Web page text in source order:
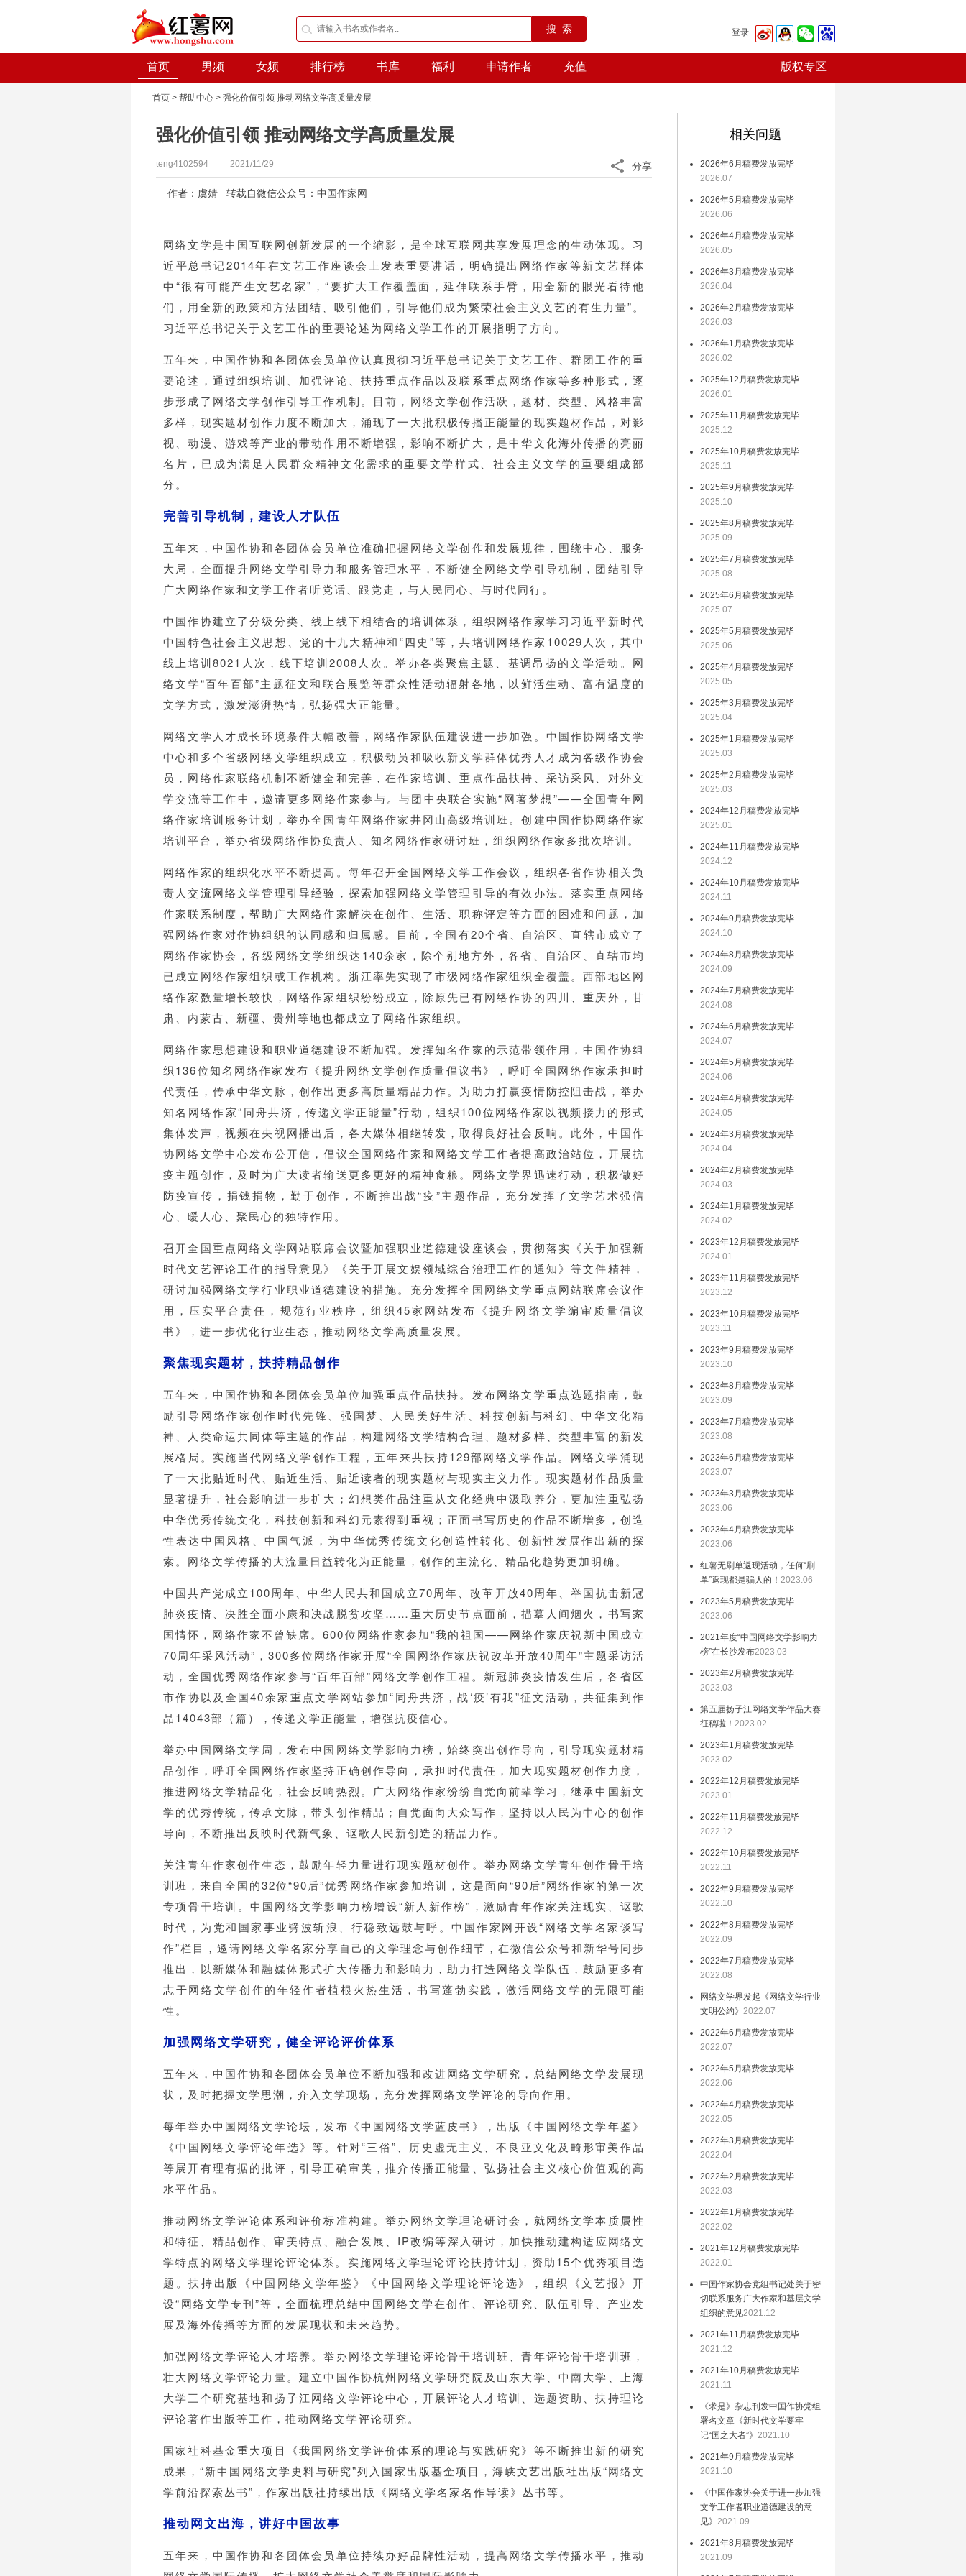
搜 索 登录
首页 男频 女频 排行榜 书库 福利 申请作者 充值 版权专区
首页 > 帮助中心 > 强化价值引领 推动网络文学高质量发展
强化价值引领 推动网络文学高质量发展
teng4102594 2021/11/29 分享
作者：虞婧 转载自微信公众号：中国作家网
网络文学是中国互联网创新发展的一个缩影，是全球互联网共享发展理念的生动体现。习
近平总书记2014年在文艺工作座谈会上发表重要讲话，明确提出网络作家等新文艺群体
中“很有可能产生文艺名家”，“要扩大工作覆盖面，延伸联系手臂，用全新的眼光看待他
们，用全新的政策和方法团结、吸引他们，引导他们成为繁荣社会主义文艺的有生力量”。
习近平总书记关于文艺工作的重要论述为网络文学工作的开展指明了方向。
五年来，中国作协和各团体会员单位认真贯彻习近平总书记关于文艺工作、群团工作的重
要论述，通过组织培训、加强评论、扶持重点作品以及联系重点网络作家等多种形式，逐
步形成了网络文学创作引导工作机制。目前，网络文学创作活跃，题材、类型、风格丰富
多样，现实题材创作力度不断加大，涌现了一大批积极传播正能量的现实题材作品，对影
视、动漫、游戏等产业的带动作用不断增强，影响不断扩大，是中华文化海外传播的亮丽
名片，已成为满足人民群众精神文化需求的重要文学样式、社会主义文学的重要组成部
分。
完善引导机制，建设人才队伍
五年来，中国作协和各团体会员单位准确把握网络文学创作和发展规律，围绕中心、服务
大局，全面提升网络文学引导力和服务管理水平，不断健全网络文学引导机制，团结引导
广大网络作家和文学工作者听党话、跟党走，与人民同心、与时代同行。
中国作协建立了分级分类、线上线下相结合的培训体系，组织网络作家学习习近平新时代
中国特色社会主义思想、党的十九大精神和“四史”等，共培训网络作家10029人次，其中
线上培训8021人次，线下培训2008人次。举办各类聚焦主题、基调昂扬的文学活动。网
络文学“百年百部”主题征文和联合展览等群众性活动辐射各地，以鲜活生动、富有温度的
文学方式，激发澎湃热情，弘扬强大正能量。
网络文学人才成长环境条件大幅改善，网络作家队伍建设进一步加强。中国作协网络文学
中心和多个省级网络文学组织成立，积极动员和吸收新文学群体优秀人才成为各级作协会
员，网络作家联络机制不断健全和完善，在作家培训、重点作品扶持、采访采风、对外文
学交流等工作中，邀请更多网络作家参与。与团中央联合实施“网著梦想”——全国青年网
络作家培训服务计划，举办全国青年网络作家井冈山高级培训班。创建中国作协网络作家
培训平台，举办省级网络作协负责人、知名网络作家研讨班，组织网络作家多批次培训。
网络作家的组织化水平不断提高。每年召开全国网络文学工作会议，组织各省作协相关负
责人交流网络文学管理引导经验，探索加强网络文学管理引导的有效办法。落实重点网络
作家联系制度，帮助广大网络作家解决在创作、生活、职称评定等方面的困难和问题，加
强网络作家对作协组织的认同感和归属感。目前，全国有20个省、自治区、直辖市成立了
网络作家协会，各级网络文学组织达140余家，除个别地方外，各省、自治区、直辖市均
已成立网络作家组织或工作机构。浙江率先实现了市级网络作家组织全覆盖。西部地区网
络作家数量增长较快，网络作家组织纷纷成立，除原先已有网络作协的四川、重庆外，甘
肃、内蒙古、新疆、贵州等地也都成立了网络作家组织。
网络作家思想建设和职业道德建设不断加强。发挥知名作家的示范带领作用，中国作协组
织136位知名网络作家发布《提升网络文学创作质量倡议书》，呼吁全国网络作家承担时
代责任，传承中华文脉，创作出更多高质量精品力作。为助力打赢疫情防控阻击战，举办
知名网络作家“同舟共济，传递文学正能量”行动，组织100位网络作家以视频接力的形式
集体发声，视频在央视网播出后，各大媒体相继转发，取得良好社会反响。此外，中国作
协网络文学中心发布公开信，倡议全国网络作家和网络文学工作者提高政治站位，开展抗
疫主题创作，及时为广大读者输送更多更好的精神食粮。网络文学界迅速行动，积极做好
防疫宣传，捐钱捐物，勤于创作，不断推出战“疫”主题作品，充分发挥了文学艺术强信
心、暖人心、聚民心的独特作用。
召开全国重点网络文学网站联席会议暨加强职业道德建设座谈会，贯彻落实《关于加强新
时代文艺评论工作的指导意见》《关于开展文娱领域综合治理工作的通知》等文件精神，
研讨加强网络文学行业职业道德建设的措施。充分发挥全国网络文学重点网站联席会议作
用，压实平台责任，规范行业秩序，组织45家网站发布《提升网络文学编审质量倡议
书》，进一步优化行业生态，推动网络文学高质量发展。
聚焦现实题材，扶持精品创作
五年来，中国作协和各团体会员单位加强重点作品扶持。发布网络文学重点选题指南，鼓
励引导网络作家创作时代先锋、强国梦、人民美好生活、科技创新与科幻、中华文化精
神、人类命运共同体等主题的作品，构建网络文学结构合理、题材多样、类型丰富的新发
展格局。实施当代网络文学创作工程，五年来共扶持129部网络文学作品。网络文学涌现
了一大批贴近时代、贴近生活、贴近读者的现实题材与现实主义力作。现实题材作品质量
显著提升，社会影响进一步扩大；幻想类作品注重从文化经典中汲取养分，更加注重弘扬
中华优秀传统文化，科技创新和科幻元素得到重视；正面书写历史的作品不断增多，创造
性表达中国风格、中国气派，为中华优秀传统文化创造性转化、创新性发展作出新的探
索。网络文学传播的大流量日益转化为正能量，创作的主流化、精品化趋势更加明确。
中国共产党成立100周年、中华人民共和国成立70周年、改革开放40周年、举国抗击新冠
肺炎疫情、决胜全面小康和决战脱贫攻坚……重大历史节点面前，描摹人间烟火，书写家
国情怀，网络作家不曾缺席。600位网络作家参加“我的祖国——网络作家庆祝新中国成立
70周年采风活动”，300多位网络作家开展“全国网络作家庆祝改革开放40周年”主题采访活
动，全国优秀网络作家参与“百年百部”网络文学创作工程。新冠肺炎疫情发生后，各省区
市作协以及全国40余家重点文学网站参加“同舟共济，战‘疫’有我”征文活动，共征集到作
品14043部（篇），传递文学正能量，增强抗疫信心。
举办中国网络文学周，发布中国网络文学影响力榜，始终突出创作导向，引导现实题材精
品创作，呼吁全国网络作家坚持正确创作导向，承担时代责任，加大现实题材创作力度，
推进网络文学精品化，社会反响热烈。广大网络作家纷纷自觉向前辈学习，继承中国新文
学的优秀传统，传承文脉，带头创作精品；自觉面向大众写作，坚持以人民为中心的创作
导向，不断推出反映时代新气象、讴歌人民新创造的精品力作。
关注青年作家创作生态，鼓励年轻力量进行现实题材创作。举办网络文学青年创作骨干培
训班，来自全国的32位“90后”优秀网络作家参加培训，这是面向“90后”网络作家的第一次
专项骨干培训。中国网络文学影响力榜增设“新人新作榜”，激励青年作家关注现实、讴歌
时代，为党和国家事业劈波斩浪、行稳致远鼓与呼。中国作家网开设“网络文学名家谈写
作”栏目，邀请网络文学名家分享自己的文学理念与创作细节，在微信公众号和新华号同步
推出，以新媒体和融媒体形式扩大传播力和影响力，助力打造网络文学队伍，鼓励更多有
志于网络文学创作的年轻作者植根火热生活，书写蓬勃实践，激活网络文学的无限可能
性。
加强网络文学研究，健全评论评价体系
五年来，中国作协和各团体会员单位不断加强和改进网络文学研究，总结网络文学发展现
状，及时把握文学思潮，介入文学现场，充分发挥网络文学评论的导向作用。
每年举办中国网络文学论坛，发布《中国网络文学蓝皮书》，出版《中国网络文学年鉴》
《中国网络文学评论年选》等。针对“三俗”、历史虚无主义、不良亚文化及畸形审美作品
等展开有理有据的批评，引导正确审美，推介传播正能量、弘扬社会主义核心价值观的高
水平作品。
推动网络文学评论体系和评价标准构建。举办网络文学理论研讨会，就网络文学本质属性
和特征、精品创作、审美特点、融合发展、IP改编等深入研讨，加快推动建构适应网络文
学特点的网络文学理论评论体系。实施网络文学理论评论扶持计划，资助15个优秀项目选
题。扶持出版《中国网络文学年鉴》《中国网络文学理论评论选》，组织《文艺报》开
设“网络文学专刊”等，全面梳理总结中国网络文学在创作、评论研究、队伍引导、产业发
展及海外传播等方面的发展现状和未来趋势。
加强网络文学评论人才培养。举办网络文学理论评论骨干培训班、青年评论骨干培训班，
壮大网络文学评论力量。建立中国作协杭州网络文学研究院及山东大学、中南大学、上海
大学三个研究基地和扬子江网络文学评论中心，开展评论人才培训、选题资助、扶持理论
评论著作出版等工作，推动网络文学评论研究。
国家社科基金重大项目《我国网络文学评价体系的理论与实践研究》等不断推出新的研究
成果，“新中国网络文学史料与研究”列入国家出版基金项目，海峡文艺出版社出版“网络文
学前沿探索丛书”，作家出版社持续出版《网络文学名家名作导读》丛书等。
推动网文出海，讲好中国故事
五年来，中国作协和各团体会员单位持续办好品牌性活动，提高网络文学传播水平，推动
相关问题
2026年6月稿费发放完毕
2026.07
2026年5月稿费发放完毕
2026.06
2026年4月稿费发放完毕
2026.05
2026年3月稿费发放完毕
2026.04
2026年2月稿费发放完毕
2026.03
2026年1月稿费发放完毕
2026.02
2025年12月稿费发放完毕
2026.01
2025年11月稿费发放完毕
2025.12
2025年10月稿费发放完毕
2025.11
2025年9月稿费发放完毕
2025.10
2025年8月稿费发放完毕
2025.09
2025年7月稿费发放完毕
2025.08
2025年6月稿费发放完毕
2025.07
2025年5月稿费发放完毕
2025.06
2025年4月稿费发放完毕
2025.05
2025年3月稿费发放完毕
2025.04
2025年1月稿费发放完毕
2025.03
2025年2月稿费发放完毕
2025.03
2024年12月稿费发放完毕
2025.01
2024年11月稿费发放完毕
2024.12
2024年10月稿费发放完毕
2024.11
2024年9月稿费发放完毕
2024.10
2024年8月稿费发放完毕
2024.09
2024年7月稿费发放完毕
2024.08
2024年6月稿费发放完毕
2024.07
2024年5月稿费发放完毕
2024.06
2024年4月稿费发放完毕
2024.05
2024年3月稿费发放完毕
2024.04
2024年2月稿费发放完毕
2024.03
2024年1月稿费发放完毕
2024.02
2023年12月稿费发放完毕
2024.01
2023年11月稿费发放完毕
2023.12
2023年10月稿费发放完毕
2023.11
2023年9月稿费发放完毕
2023.10
2023年8月稿费发放完毕
2023.09
2023年7月稿费发放完毕
2023.08
2023年6月稿费发放完毕
2023.07
2023年3月稿费发放完毕
2023.06
2023年4月稿费发放完毕
2023.06
红薯无刷单返现活动，任何“刷
单”返现都是骗人的！ 2023.06
2023年5月稿费发放完毕
2023.06
2021年度“中国网络文学影响力
榜”在长沙发布2023.03
2023年2月稿费发放完毕
2023.03
第五届扬子江网络文学作品大赛
征稿啦！ 2023.02
2023年1月稿费发放完毕
2023.02
2022年12月稿费发放完毕
2023.01
2022年11月稿费发放完毕
2022.12
2022年10月稿费发放完毕
2022.11
2022年9月稿费发放完毕
2022.10
2022年8月稿费发放完毕
2022.09
2022年7月稿费发放完毕
2022.08
网络文学界发起《网络文学行业
文明公约》 2022.07
2022年6月稿费发放完毕
2022.07
2022年5月稿费发放完毕
2022.06
2022年4月稿费发放完毕
2022.05
2022年3月稿费发放完毕
2022.04
2022年2月稿费发放完毕
2022.03
2022年1月稿费发放完毕
2022.02
2021年12月稿费发放完毕
2022.01
中国作家协会党组书记处关于密
切联系服务广大作家和基层文学
组织的意见2021.12
2021年11月稿费发放完毕
2021.12
2021年10月稿费发放完毕
2021.11
《求是》杂志刊发中国作协党组
署名文章《新时代文学要牢
记“国之大者”》 2021.10
2021年9月稿费发放完毕
2021.10
《中国作家协会关于进一步加强
文学工作者职业道德建设的意
见》 2021.09
2021年8月稿费发放完毕
2021.09